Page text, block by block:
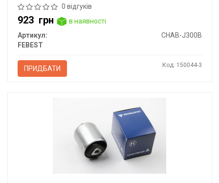
0 відгуків
923 грн
в наявності
Артикул:
CHAB-J300B
FEBEST
ПРИДБАТИ Код: 150044-3